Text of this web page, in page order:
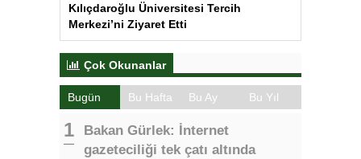
Kılıçdaroğlu Üniversitesi Tercih
Merkezi’ni Ziyaret Etti
Çok Okunanlar
Bugün Bu Hafta Bu Ay Bu Yıl
Bakan Gürlek: İnternet
gazeteciliği tek çatı altında